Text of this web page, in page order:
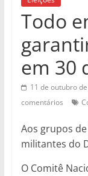
Todo
em 30
11 de outubro
comentários
Aos grupos
militantes do
O Comitê